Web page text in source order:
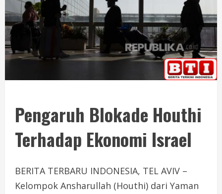
Pengaruh Blokade Houthi
Terhadap Ekonomi Israel
BERITA TERBARU INDONESIA, TEL AVIV –
Kelompok Ansharullah (Houthi) dari Yaman